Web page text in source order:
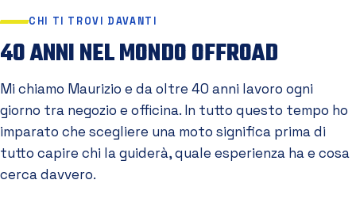
CHI TI TROVI DAVANTI
40 ANNI NEL MONDO OFFROAD
Mi chiamo Maurizio e da oltre 40 anni lavoro ogni
giorno tra negozio e officina. In tutto questo tempo ho
imparato che scegliere una moto significa prima di
tutto capire chi la guiderà, quale esperienza ha e cosa
cerca davvero.